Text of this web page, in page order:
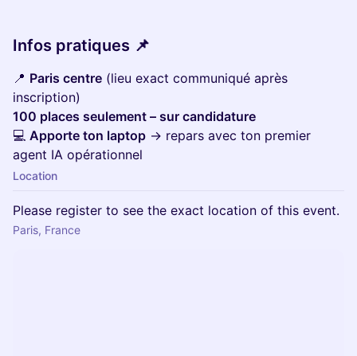
Infos pratiques 📌
📍 Paris centre (lieu exact communiqué après
inscription)
100 places seulement – sur candidature
💻 Apporte ton laptop → repars avec ton premier
agent IA opérationnel
Location
Please register to see the exact location of this event.
Paris, France